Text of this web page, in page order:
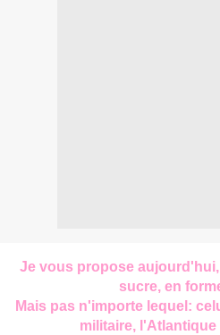
Je vous propose
sucre, en
Mais pas n'importe lequel:
militaire, l'Atlantique